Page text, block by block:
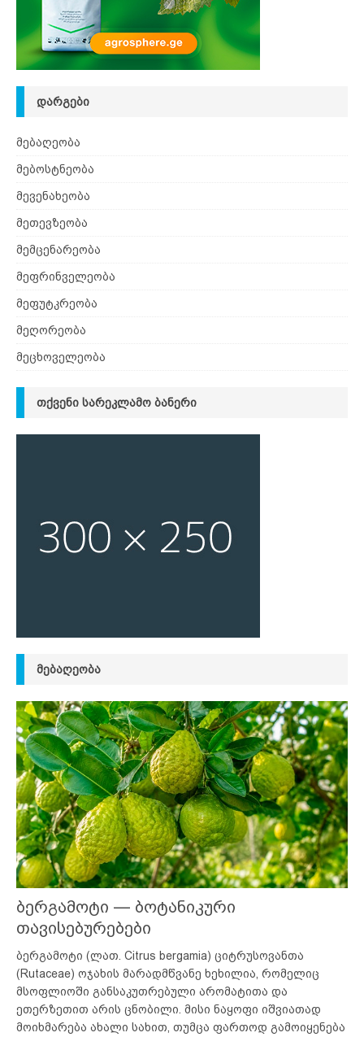
ᲓᲐᲠᲒᲔᲑᲘ
მებაღეობა
მებოსტნეობა
მევენახეობა
მეთევზეობა
მემცენარეობა
მეფრინველეობა
მეფუტკრეობა
მეღორეობა
მეცხოველეობა
ᲗᲥᲕᲔᲜᲘ ᲡᲐᲠᲔᲙᲚᲐᲛᲝ ᲑᲐᲜᲔᲠᲘ
ᲛᲔᲑᲐᲦᲔᲝᲑᲐ
ბერგამოტი — ბოტანიკური
თავისებურებები
ბერგამოტი (ლათ. Citrus bergamia) ციტრუსოვანთა
(Rutaceae) ოჯახის მარადმწვანე ხეხილია, რომელიც
მსოფლიოში განსაკუთრებული არომატითა და
ეთერზეთით არის ცნობილი. მისი ნაყოფი იშვიათად
მოიხმარება ახალი სახით, თუმცა ფართოდ გამოიყენება